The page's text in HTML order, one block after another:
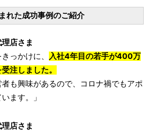
れた成功事例のご紹介
理店さま
っかけに、
入社4年目の若手が400万
注しました。
も興味があるので、コロナ禍でもアポ
ます。」
理店さま